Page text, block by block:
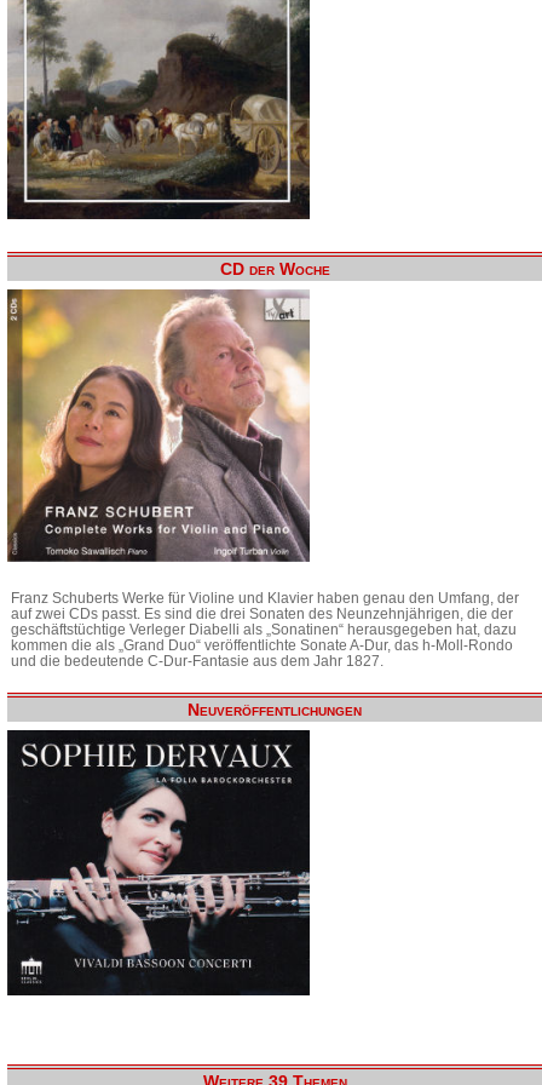
CD der Woche
Franz Schuberts Werke für Violine und Klavier haben genau den Umfang, der
auf zwei CDs passt. Es sind die drei Sonaten des Neunzehnjährigen, die der
geschäftstüchtige Verleger Diabelli als „Sonatinen“ herausgegeben hat, dazu
kommen die als „Grand Duo“ veröffentlichte Sonate A-Dur, das h-Moll-Rondo
und die bedeutende C-Dur-Fantasie aus dem Jahr 1827.
Neuveröffentlichungen